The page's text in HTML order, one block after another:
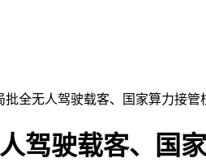
批全无人驾驶载客、国家算力接
驾驶载客、国